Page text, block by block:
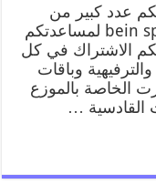
عدد كبير من
المندوبين و الموزعين المتمدين bein sport لمساعدتكم
الاشتراك في كل
وباقات
الخاصة بالموزع
القادسية …